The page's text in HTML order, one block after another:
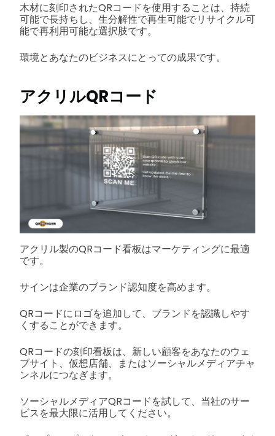
木材に刻印されたQRコードを使用することは、持続
可能で長持ちし、生分解性で再生可能でリサイクル可
能で再利用可能な選択肢です。
環境とあなたのビジネスにとっての成果です。
アクリルQRコード
アクリル製のQRコード看板はマーケティングに最適
です。
サインは企業のブランド認知度を高めます。
QRコードにロゴを追加して、ブランドを認識しやす
くすることができます。
QRコードの刻印看板は、新しい顧客をあなたのウェ
ブサイト、仮想店舗、またはソーシャルメディアチャ
ンネルにつなぎます。
ソーシャルメディアQRコードを試して、当社のサー
ビスを最大限に活用してください。